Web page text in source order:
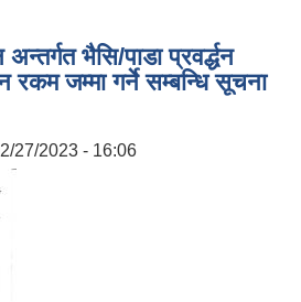
भैसि/पाडा प्रवर्द्धन
रकम जम्मा गर्ने सम्बन्धि सूचना
27/2023 - 16:06